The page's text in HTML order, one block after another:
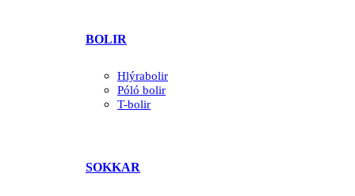
BOLIR
Hlýrabolir
Póló bolir
T-bolir
SOKKAR